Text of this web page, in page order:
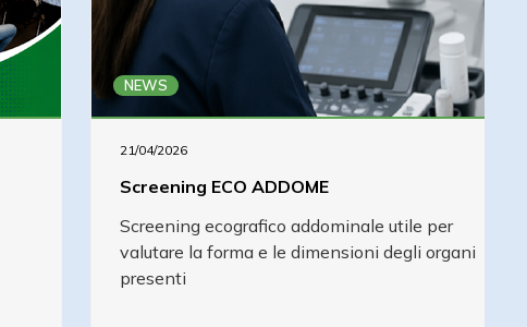
NEWS
21/04/2026
Screening ECO ADDOME
Screening ecografico addominale utile per
valutare la forma e le dimensioni degli organi
presenti